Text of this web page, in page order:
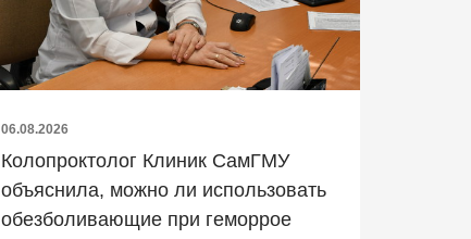
06.08.2026
Колопроктолог Клиник СамГМУ
объяснила, можно ли использовать
обезболивающие при геморрое